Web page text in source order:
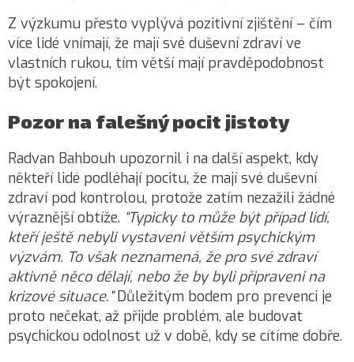
Z výzkumu přesto vyplývá pozitivní zjištění – čím
více lidé vnímají, že mají své duševní zdraví ve
vlastních rukou, tím větší mají pravděpodobnost
být spokojení.
Pozor na falešný pocit jistoty
Radvan Bahbouh upozornil i na další aspekt, kdy
někteří lidé podléhají pocitu, že mají své duševní
zdraví pod kontrolou, protože zatím nezažili žádné
výraznější obtíže. “Typicky to může být případ lidí,
kteří ještě nebyli vystaveni větším psychickým
výzvám. To však neznamená, že pro své zdraví
aktivně něco dělají, nebo že by byli připraveni na
krizové situace.”Důležitým bodem pro prevenci je
proto nečekat, až přijde problém, ale budovat
psychickou odolnost už v době, kdy se cítíme dobře.